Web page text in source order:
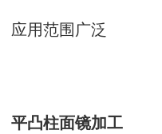
应用范围广泛
平凸柱面镜加工